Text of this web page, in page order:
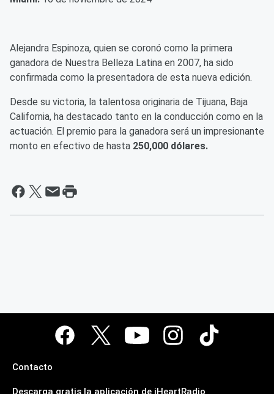
Alejandra Espinoza, quien se coronó como la primera
ganadora de Nuestra Belleza Latina en 2007, ha sido
confirmada como la presentadora de esta nueva edición.
Desde su victoria, la talentosa originaria de Tijuana, Baja
California, ha destacado tanto en la conducción como en la
actuación. El premio para la ganadora será un impresionante
monto en efectivo de hasta 250,000 dólares.
Contacto
Descarga gratis la aplicación de iHeartRadio